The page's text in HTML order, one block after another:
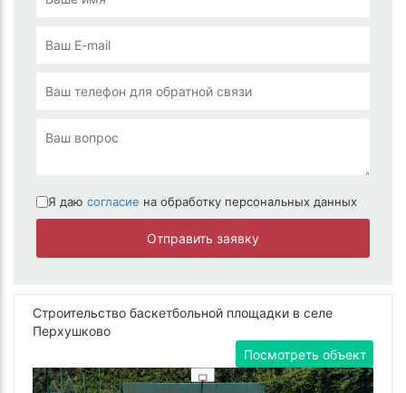
Я даю согласие на обработку персональных данных
Отправить заявку
Строительство баскетбольной площадки в селе
Перхушково
Посмотреть объект